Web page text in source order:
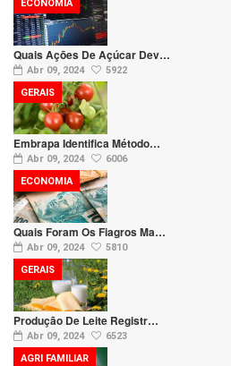
Quais Ações De Açúcar Dev…
Abr 09, 2024 5922
ECONOMIA
Embrapa Identifica Método…
Abr 09, 2024 6006
GERAIS
Quais Foram Os Fiagros Ma…
Abr 09, 2024 5810
ECONOMIA
Produção De Leite Registr…
Abr 09, 2024 6523
GERAIS
AGRI FAMILIAR